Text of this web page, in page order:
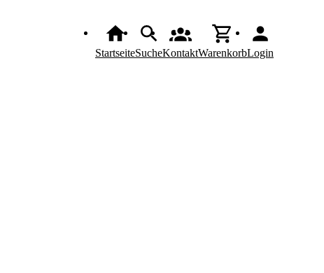
StartseiteSucheKontaktWarenkorbLogin